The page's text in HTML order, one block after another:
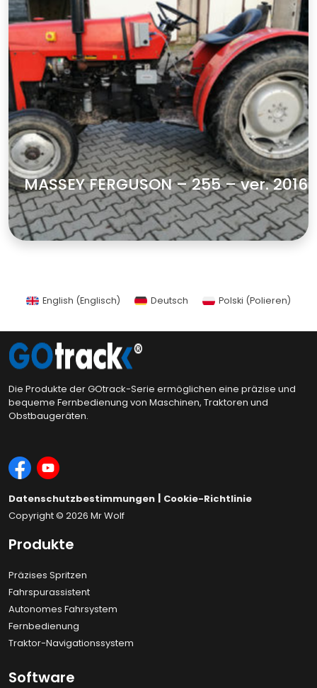
MASSEY FERGUSON – 255 – ver. 2016
zobacz więcej
English (Englisch) Deutsch Polski (Polieren)
Die Produkte der GOtrack-Serie ermöglichen eine präzise und
bequeme Fernbedienung von Maschinen, Traktoren und
Obstbaugeräten.
Datenschutzbestimmungen | Cookie-Richtlinie
Copyright © 2026 Mr Wolf
Produkte
Präzises Spritzen
Fahrspurassistent
Autonomes Fahrsystem
Fernbedienung
Traktor-Navigationssystem
Software